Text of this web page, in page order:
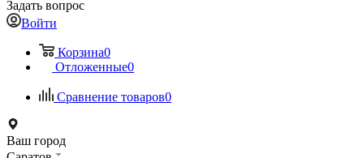
Задать вопрос
Войти
Корзина0
Отложенные0
Сравнение товаров0
Ваш город